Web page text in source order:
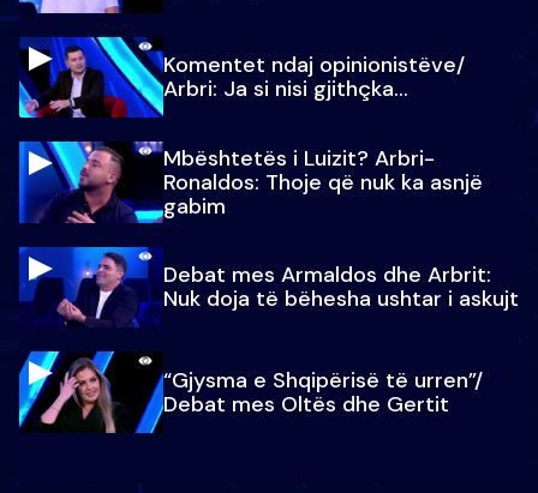
Komentet ndaj opinionistëve/
Arbri: Ja si nisi gjithçka…
Mbështetës i Luizit? Arbri-
Ronaldos: Thoje që nuk ka asnjë
gabim
Debat mes Armaldos dhe Arbrit:
Nuk doja të bëhesha ushtar i askujt
“Gjysma e Shqipërisë të urren”/
Debat mes Oltës dhe Gertit